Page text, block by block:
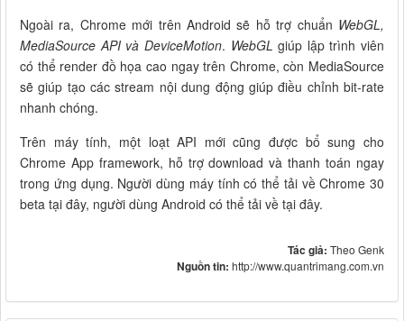
Ngoài ra, Chrome mới trên Android sẽ hỗ trợ chuẩn WebGL,
MediaSource API và DeviceMotion. WebGL giúp lập trình viên
có thể render đồ họa cao ngay trên Chrome, còn MediaSource
sẽ giúp tạo các stream nội dung động giúp điều chỉnh bit-rate
nhanh chóng.
Trên máy tính, một loạt API mới cũng được bổ sung cho
Chrome App framework, hỗ trợ download và thanh toán ngay
trong ứng dụng. Người dùng máy tính có thể tải về Chrome 30
beta tại đây, người dùng Android có thể tải về tại đây.
Tác giả: Theo Genk
Nguồn tin: http://www.quantrimang.com.vn